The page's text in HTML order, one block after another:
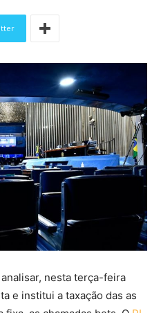
nesta terça-feira
e institui a taxação das as